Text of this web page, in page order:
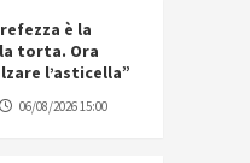
è la
torta. Ora
l’asticella”
06/08/2026 15:00